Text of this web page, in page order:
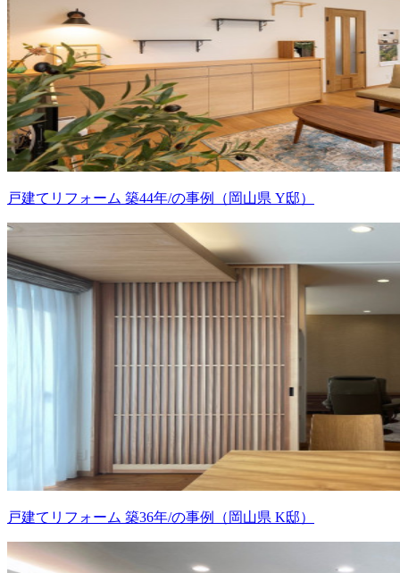
戸建てリフォーム 築44年/の事例（岡山県 Y邸）
戸建てリフォーム 築36年/の事例（岡山県 K邸）